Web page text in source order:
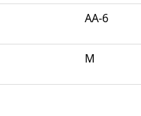
AA-6
M